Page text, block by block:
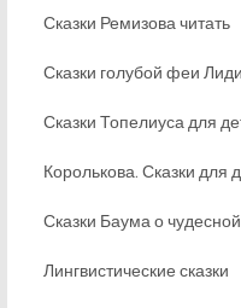
Сказки Ремизова читать
Сказки голубой феи
Сказки Топелиуса для
Королькова. Сказки для
Сказки Баума о
Лингвистические сказки